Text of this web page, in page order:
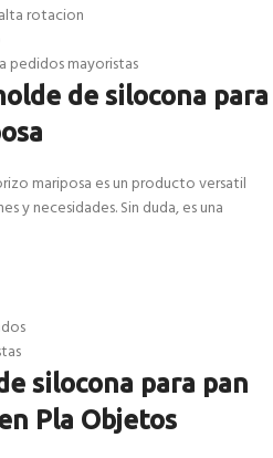
rotacion
pedidos mayoristas
de silocona para
mariposa es un producto versatil
y necesidades. Sin duda, es una
silocona para pan
Pla Objetos